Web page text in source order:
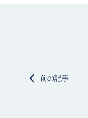
前の記事